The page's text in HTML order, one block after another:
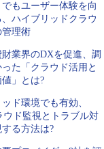
でもユーザー体験を向
ハイブリッドクラウ
管理術
財業界のDXを促進、調
た「クラウド活用と
」とは?
ド環境でも有効、
ウド監視とトラブル対
る方法は?